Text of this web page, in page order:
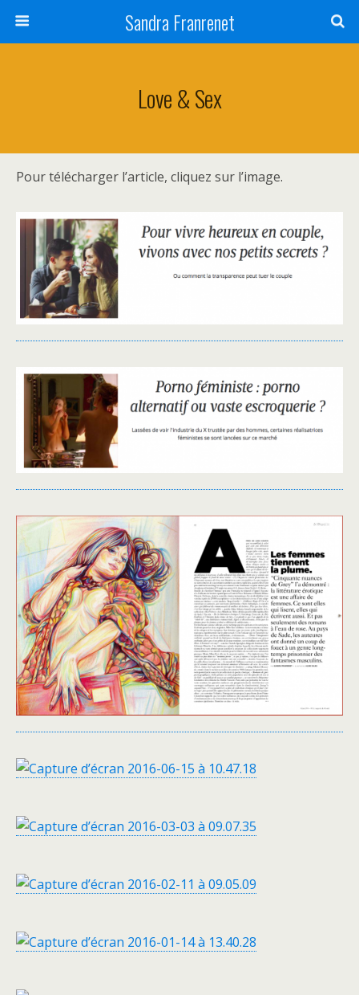
Sandra Franrenet
Love & Sex
Pour télécharger l’article, cliquez sur l’image.